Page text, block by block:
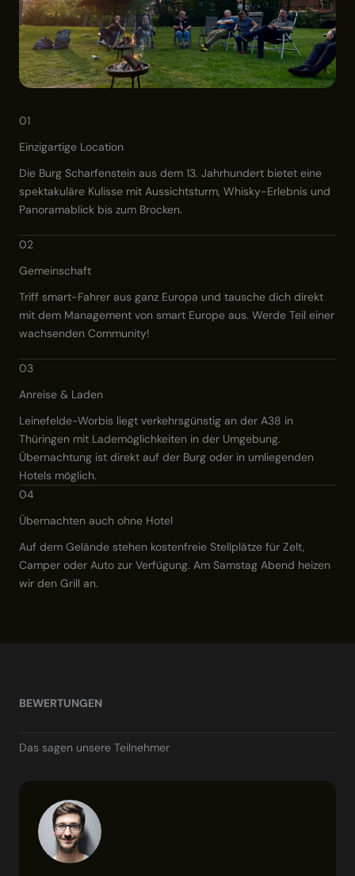
01
Einzigartige Location
Die Burg Scharfenstein aus dem 13. Jahrhundert bietet eine
spektakuläre Kulisse mit Aussichtsturm, Whisky-Erlebnis und
Panoramablick bis zum Brocken.
02
Gemeinschaft
Triff smart-Fahrer aus ganz Europa und tausche dich direkt
mit dem Management von smart Europe aus. Werde Teil einer
wachsenden Community!
03
Anreise & Laden
Leinefelde-Worbis liegt verkehrsgünstig an der A38 in
Thüringen mit Lademöglichkeiten in der Umgebung.
Übernachtung ist direkt auf der Burg oder in umliegenden
Hotels möglich.
04
Übernachten auch ohne Hotel
Auf dem Gelände stehen kostenfreie Stellplätze für Zelt,
Camper oder Auto zur Verfügung. Am Samstag Abend heizen
wir den Grill an.
BEWERTUNGEN
Das sagen unsere Teilnehmer